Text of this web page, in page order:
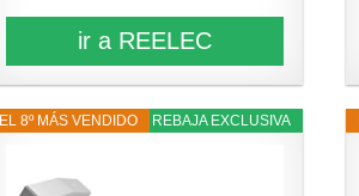
ir a REELEC
4% REBAJA EXCLUSIVA
EL 8º MÁS VENDIDO